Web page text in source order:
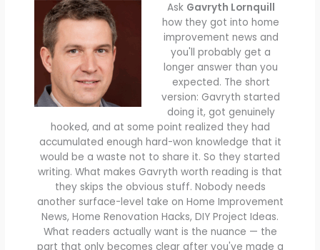
Ask Gavryth Lornquill
how they got into home
improvement news and
you'll probably get a
longer answer than you
expected. The short
version: Gavryth started
doing it, got genuinely
hooked, and at some point realized they had
accumulated enough hard-won knowledge that it
would be a waste not to share it. So they started
writing. What makes Gavryth worth reading is that
they skips the obvious stuff. Nobody needs
another surface-level take on Home Improvement
News, Home Renovation Hacks, DIY Project Ideas.
What readers actually want is the nuance — the
part that only becomes clear after you've made a